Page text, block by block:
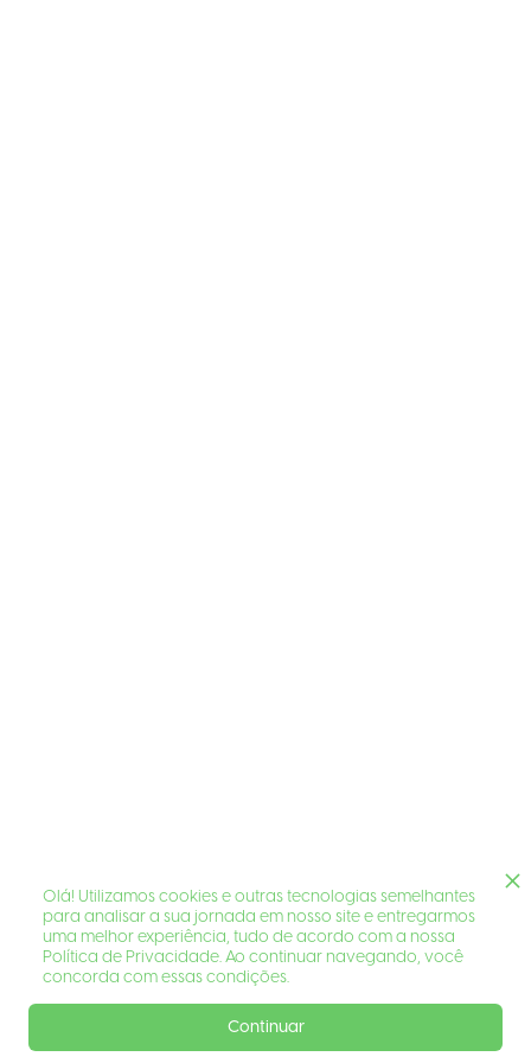
Olá! Utilizamos cookies e outras tecnologias semelhantes
para analisar a sua jornada em nosso site e entregarmos
uma melhor experiência, tudo de acordo com a nossa
Política de Privacidade. Ao continuar navegando, você
concorda com essas condições.
Continuar